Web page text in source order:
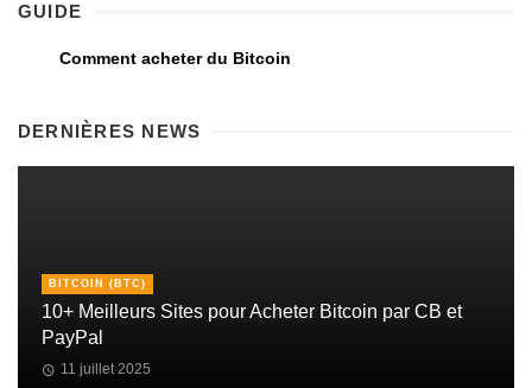
GUIDE
Comment acheter du Bitcoin
DERNIÈRES NEWS
BITCOIN (BTC)
10+ Meilleurs Sites pour Acheter Bitcoin par CB et
PayPal
11 juillet 2025